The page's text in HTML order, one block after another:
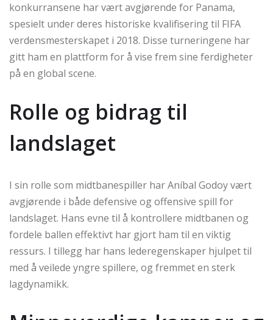
konkurransene har vært avgjørende for Panama,
spesielt under deres historiske kvalifisering til FIFA
verdensmesterskapet i 2018. Disse turneringene har
gitt ham en plattform for å vise frem sine ferdigheter
på en global scene.
Rolle og bidrag til
landslaget
I sin rolle som midtbanespiller har Aníbal Godoy vært
avgjørende i både defensive og offensive spill for
landslaget. Hans evne til å kontrollere midtbanen og
fordele ballen effektivt har gjort ham til en viktig
ressurs. I tillegg har hans lederegenskaper hjulpet til
med å veilede yngre spillere, og fremmet en sterk
lagdynamikk.